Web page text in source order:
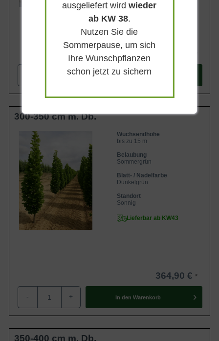
+ In den Warenkorb
300-350 cm m. Db.
Wuchsendhöhe
bis zu 15 m
Belaubung
Sommergrün
Blatt- / Nadelfarbe
Dunkelgrün
Standort
Sonnig
Lieferbar ab KW43
364,90 €
- + In den Warenkorb
350-400 cm m. Db.
ausgeliefert wirdwieder
ab KW 38.
Nutzen Sie die
Sommerpause, um sich
Ihre Wunschpflanzen
schon jetzt zu sichern